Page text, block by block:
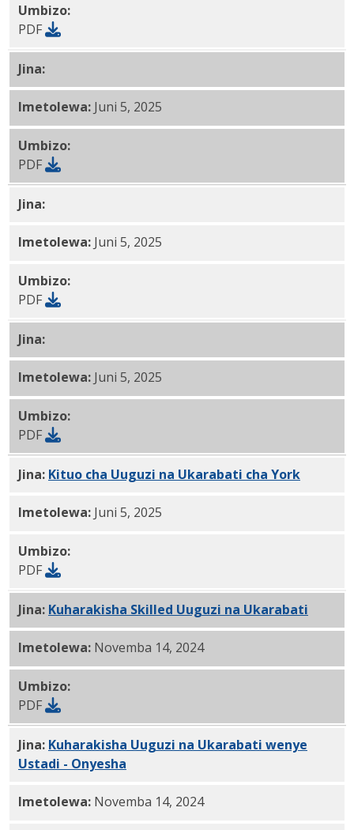
Umbizo:
PDF
Jina:Kituo cha
Imetolewa: Juni 5, 2025
Umbizo:
PDF
Jina:Kituo cha
Imetolewa: Juni 5, 2025
Umbizo:
PDF
Jina:Kituo cha
Imetolewa: Juni 5, 2025
Umbizo:
PDF
Jina: Kituo cha Uuguzi na Ukarabati cha YorkPDF
Imetolewa: Juni 5, 2025
Umbizo:
PDF
Jina: Kuharakisha Skilled Uuguzi na Ukarabati
Imetolewa: Novemba 14, 2024
Umbizo:
PDF
Jina: Kuharakisha Uuguzi na Ukarabati wenye
Ustadi - Onyesha
Imetolewa: Novemba 14, 2024